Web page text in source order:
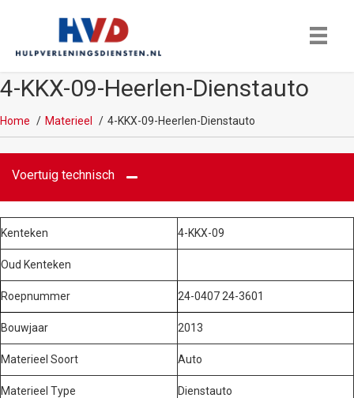
4-KKX-09-Heerlen-Dienstauto
Home Materieel 4-KKX-09-Heerlen-Dienstauto
Voertuig technisch
Kenteken 4-KKX-09
Oud Kenteken
Roepnummer 24-0407 24-3601
Bouwjaar 2013
Materieel Soort Auto
Materieel Type Dienstauto